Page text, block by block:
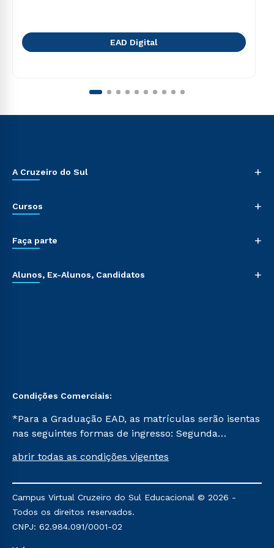
EAD Digital
A Cruzeiro do Sul +
Cursos +
Faça parte +
Alunos, Ex-Alunos, Candidatos +
Condições Comerciais:
*Para a Graduação EAD, as matrículas serão isentas
nas seguintes formas de ingresso: Segunda
Já para as demais, a taxa de matrícula será de R$
mencionadas são referentes aos cursos: Ensino
Religioso, Geografia para a Docência e Metodologia
do Ensino de História: Questões Atuais.
abrir todas as condições vigentes
Campus Virtual Cruzeiro do Sul Educacional © 2026 -
Todos os direitos reservados.
CNPJ: 62.984.091/0001-02